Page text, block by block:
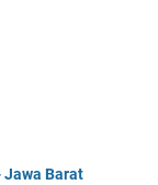
Jawa Barat